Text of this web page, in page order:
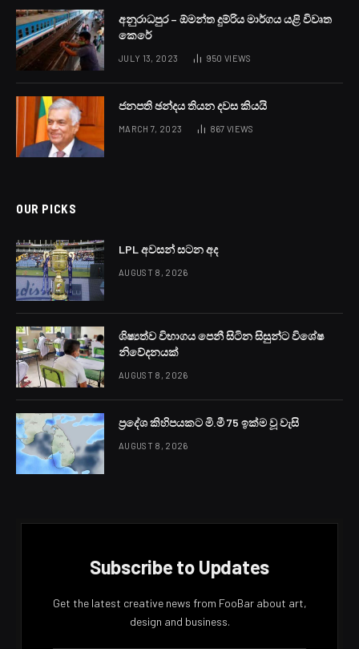
ඉඩම්වලට ව්‍යාජ ඔප්පු සකස්කර ව්‍යාපාරිකයෙකුට උකස් කර
රුපියල් ලක්ෂ 600ක මුදලක් වංචා කිරීමට ආධාර අනුබල දුන්
පුද්ගලයින් දෙදෙනෙකු මූල්‍ය හා වාණිජ අපරාධ විමර්ශන
කොට්ඨාසය විසින් අත්අඩංගුවට ගෙන තිබේ.
එමෙන්ම පෞද්ගලක ඉදිකිරීම් සමාගමක ගණකාධිකාරීවරියක
ලෙස කටයුතු කරමින් රුපියල් ලක්ෂ 495ක මුදලක් වසර 05ක්
වැනි කාලයක් තුළදී වංචා කළ කාන්තාවක් හා ඇයගේ සැමියාව
ද එම කොට්ඨාසය විසින් අත්අඩංගුවට ගනු ලැබීය.
නුගේගොඩ පිහිටි පෞද්ගලික ඉදිකිරීම් සමාගමකින් රුපියල්
විමර්ශන කොට්ඨාසයට පැමිණිල්ලක් ගොනු කර තිබුණි.
ඒ අනුව විමර්ශන සිදුකළ එම කොට්ඨාසය විසින් අනාවරණය
495ක මුදලක් වංචාකර ඇති බවය.